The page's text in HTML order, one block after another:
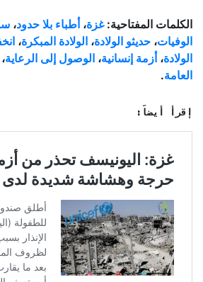
الكلمات المفتاحية:غزة، أطباء بلا حدود،
الوفيات، حديثو الولادة، الولادة المبكرة،
الولادة، أزمة إنسانية، الوصول إلى الرعاية،
العامة.
إقرأ أيضاً: